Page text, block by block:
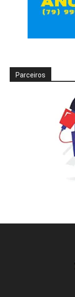
Parceiros